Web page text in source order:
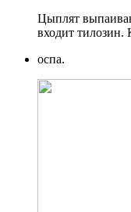
Цыплят
входит тилозин.
оспа.